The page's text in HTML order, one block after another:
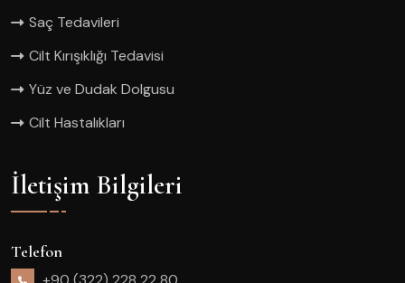
Saç Tedavileri
Cilt Kırışıklığı Tedavisi
Yüz ve Dudak Dolgusu
Cilt Hastalıkları
İletişim Bilgileri
Telefon